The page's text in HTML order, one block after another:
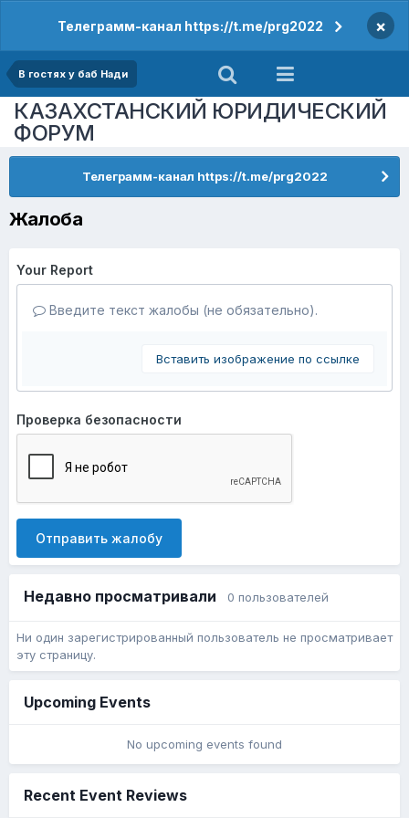
Телеграмм-канал https://t.me/prg2022 ×
В гостях у баб Нади
КАЗАХСТАНСКИЙ ЮРИДИЧЕСКИЙ
ФОРУМ
Телеграмм-канал https://t.me/prg2022
Жалоба
Your Report
Введите текст жалобы (не обязательно).
Вставить изображение по ссылке
Проверка безопасности
Отправить жалобу
Недавно просматривали 0 пользователей
Ни один зарегистрированный пользователь не просматривает
эту страницу.
Upcoming Events
No upcoming events found
Recent Event Reviews